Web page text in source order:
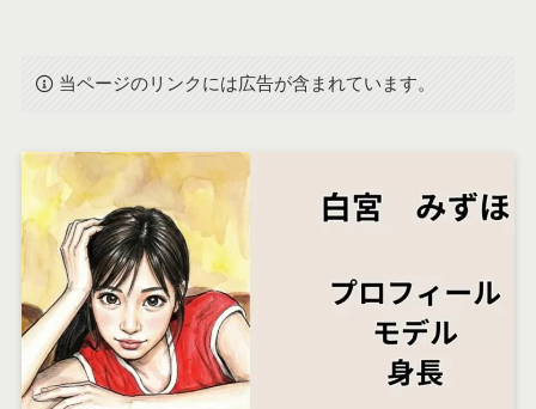
当ページのリンクには広告が含まれています。